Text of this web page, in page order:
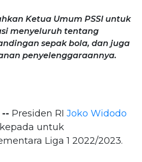
Ketua Umum PSSI untuk
menyeluruh tentang
sepak bola, dan juga
penyelenggaraannya.
-- Presiden RI Joko Widodo
untuk
Liga 1 2022/2023.